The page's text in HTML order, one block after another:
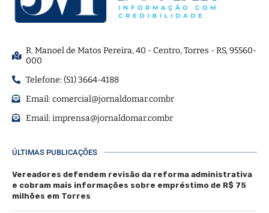
R. Manoel de Matos Pereira, 40 - Centro, Torres - RS, 95560-
000
Telefone: (51) 3664-4188
Email:comercial@jornaldomar.combr
Email:imprensa@jornaldomar.combr
ÚLTIMAS PUBLICAÇÕES
Vereadores defendem revisão da reforma administrativa
e cobram mais informações sobre empréstimo de R$ 75
milhões em Torres